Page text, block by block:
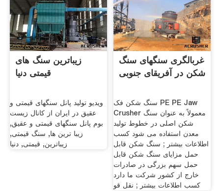
زیباترین سنگ های
قیمتی دنیا
ویدیو تولید پانل سنگهای قیمتی و
عقیق در ایران از کانال زیست
بوم پانل سنگهای قیمتی و عقیق,
زیبا ترین ها, سنگ قیمتی,
زیباترین, قیمتی, دنیا
غربالگری سنگهای سنگ
شکن در آفریقای جنوبی
سنگ شکن فک PE PE Jaw
Crusher معمولاً به عنوان سنگ
شکن اصلی در خطوط تولید
معدن استفاده می شود کسب
اطلاعات بیشتر ; سنگ شکن قابل
حمل مزایای سنگ شکن قابل
حمل سهم بزرگی در صادرات
خارج از کشور شرکت ما دارد
کسب اطلاعات بیشتر ; نقل قو